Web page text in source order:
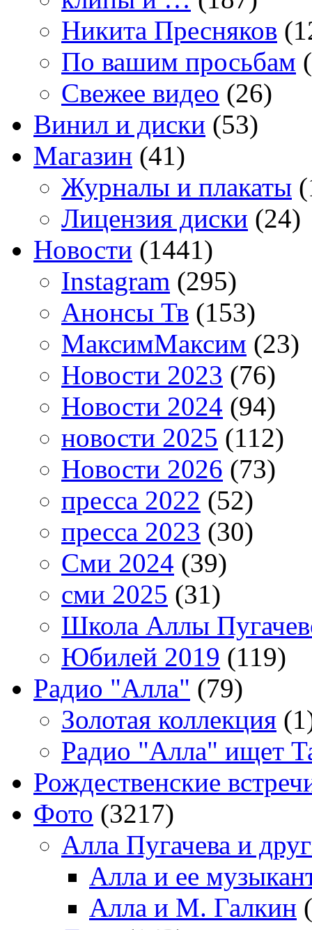
Никита Пресняков
По вашим просьбам
Свежее видео (26)
Винил и диски (53)
Магазин (41)
Журналы и плакаты
Лицензия диски (24)
Новости (1441)
Instagram (295)
Анонсы Тв (153)
МаксимМаксим (23)
Новости 2023 (76)
Новости 2024 (94)
новости 2025 (112)
Новости 2026 (73)
пресса 2022 (52)
пресса 2023 (30)
Сми 2024 (39)
сми 2025 (31)
Школа Аллы
Юбилей 2019 (119)
Радио "Алла" (79)
Золотая коллекция
Радио "Алла" ищет
Рождественские
Фото (3217)
Алла Пугачева и
Алла и ее
Алла и М. Галкин